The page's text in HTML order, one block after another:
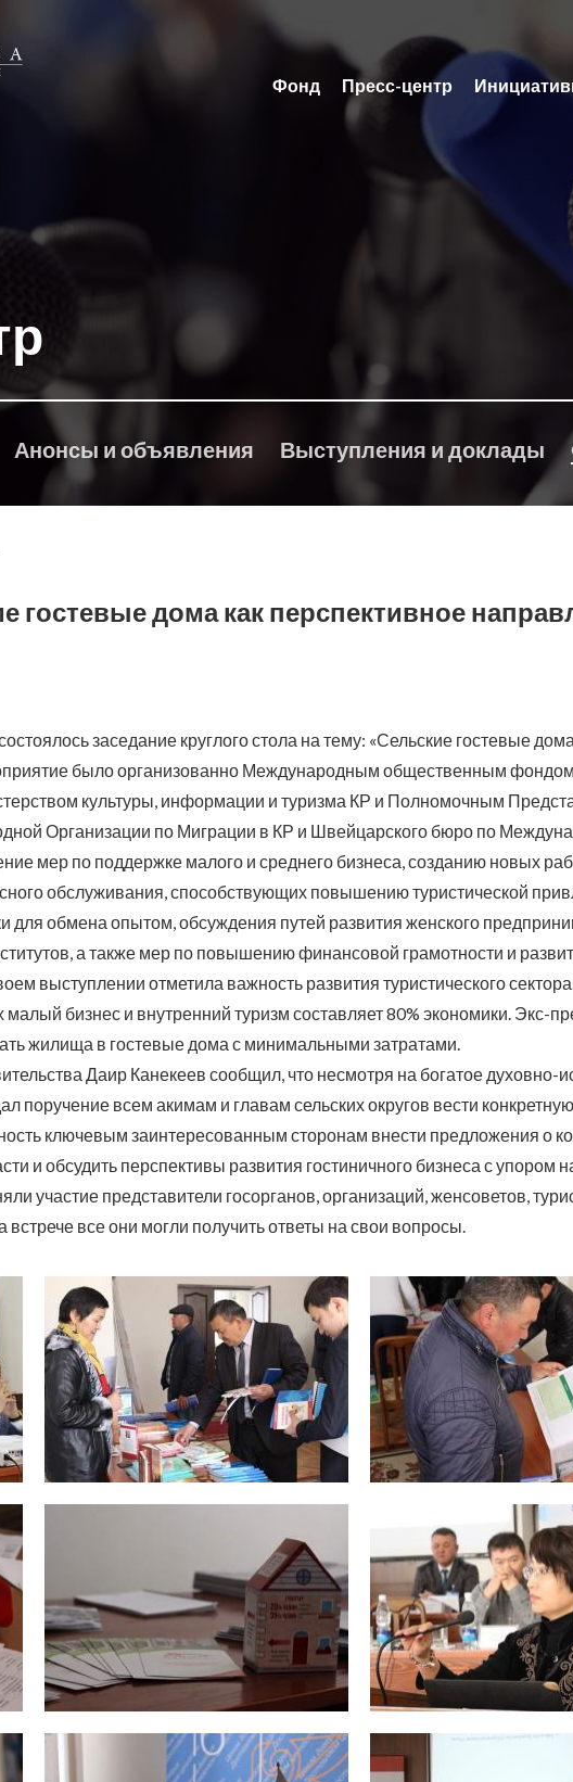
Фонд Пресс-центр
Анонсы и объявления Выступления и доклады
гостевые дома как перспективное
заседание круглого стола на тему: «Сельские гостевые
было организованно Международным общественным
культуры, информации и туризма КР и Полномочным
Организации по Миграции в КР и Швейцарского бюро по
мер по поддержке малого и среднего бизнеса, созданию новых
обслуживания, способствующих повышению туристической
для обмена опытом, обсуждения путей развития женского
а также мер по повышению финансовой грамотности и
выступлении отметила важность развития туристического
малый бизнес и внутренний туризм составляет 80% экономики.
жилища в гостевые дома с минимальными затратами.
Даир Канекеев сообщил, что несмотря на богатое духовно-
поручение всем акимам и главам сельских округов вести
ключевым заинтересованным сторонам внести предложения о
и обсудить перспективы развития гостиничного бизнеса с упором
участие представители госорганов, организаций, женсоветов,
все они могли получить ответы на свои вопросы.